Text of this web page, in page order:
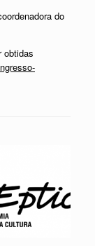
do
obtidas